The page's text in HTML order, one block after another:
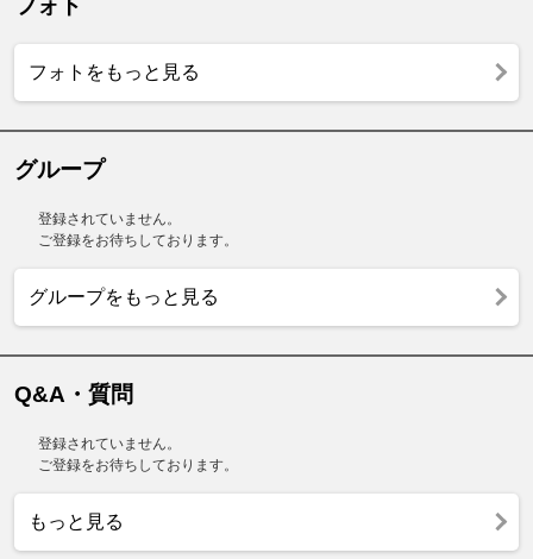
フォト
フォトをもっと見る
グループ
登録されていません。
ご登録をお待ちしております。
グループをもっと見る
Q&A・質問
登録されていません。
ご登録をお待ちしております。
もっと見る